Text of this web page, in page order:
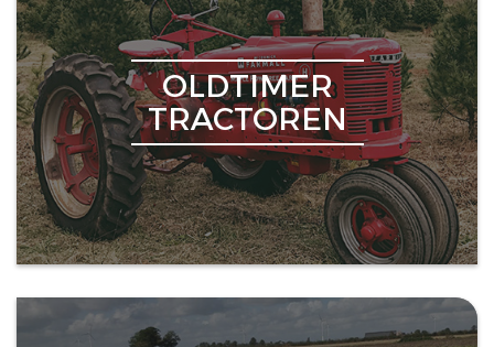
OLDTIMER
TRACTOREN